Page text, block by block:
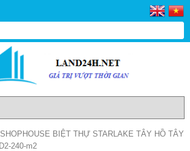
SHOPHOUSE BIỆT THỰ STARLAKE TÂY HỒ TÂY
240-m2